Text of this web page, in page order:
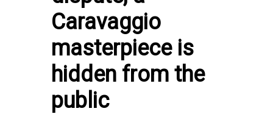
Caravaggio
masterpiece is
hidden from the
public